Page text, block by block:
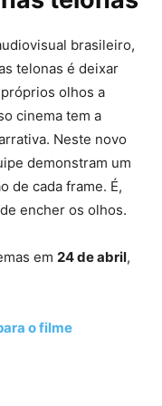
brasileiro,
telonas é deixar
olhos a
cinema tem a
Neste novo
demonstram um
de cada frame. É,
encher os olhos.
em 24 de abril,
o filme